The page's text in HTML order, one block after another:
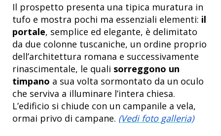
Il prospetto presenta una tipica muratura in
tufo e mostra pochi ma essenziali elementi: il
portale, semplice ed elegante, è delimitato
da due colonne tuscaniche, un ordine proprio
dell’architettura romana e successivamente
rinascimentale, le quali sorreggono un
timpano a sua volta sormontato da un oculo
che serviva a illuminare l’intera chiesa.
L’edificio si chiude con un campanile a vela,
ormai privo di campane. (Vedi foto galleria)